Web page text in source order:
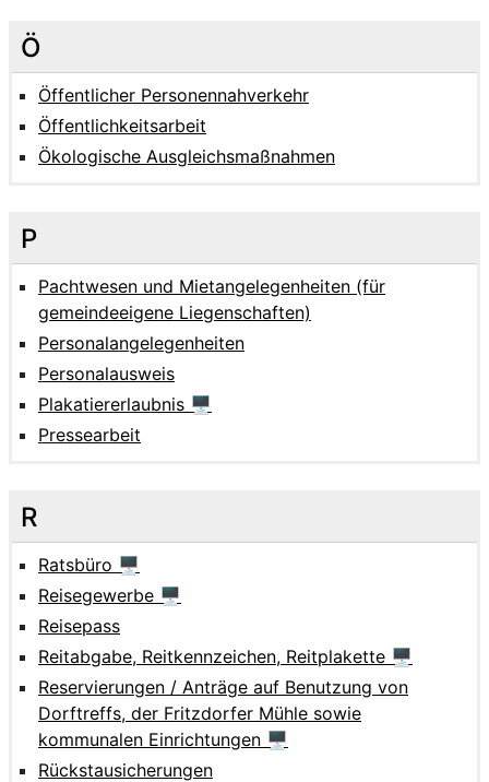
Ö
Öffentlicher Personennahverkehr
Öffentlichkeitsarbeit
Ökologische Ausgleichsmaßnahmen
P
Pachtwesen und Mietangelegenheiten (für
gemeindeeigene Liegenschaften)
Personalangelegenheiten
Personalausweis
Plakatiererlaubnis 🖥
Pressearbeit
R
Ratsbüro 🖥
Reisegewerbe 🖥
Reisepass
Reitabgabe, Reitkennzeichen, Reitplakette 🖥
Reservierungen / Anträge auf Benutzung von
Dorftreffs, der Fritzdorfer Mühle sowie
kommunalen Einrichtungen 🖥
Rückstausicherungen